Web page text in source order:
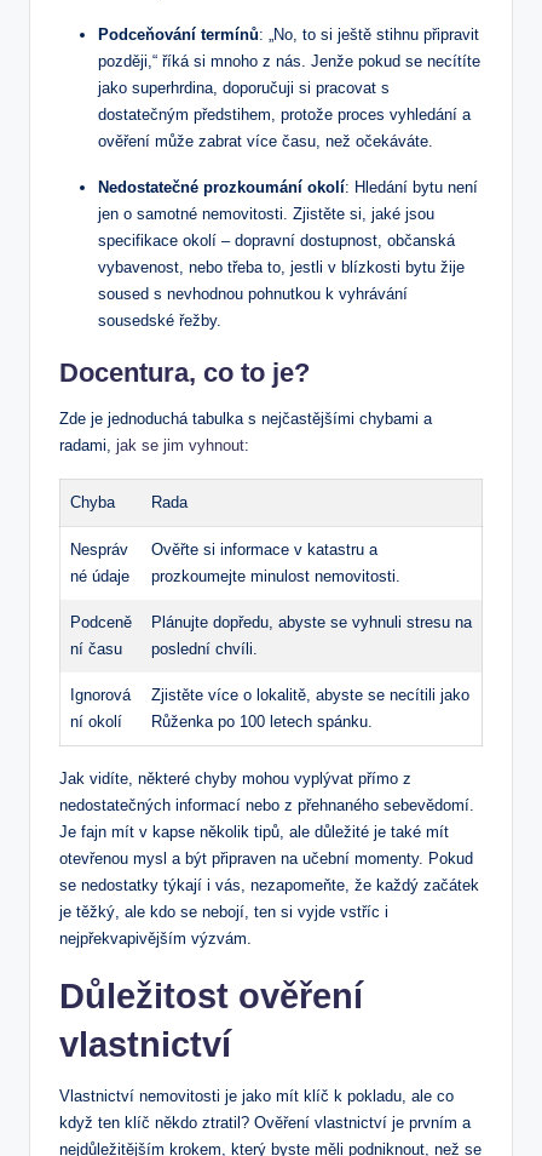
Podceňování‌ termínů: „No, ⁢to si‍ ještě stihnu připravit
později,“ říká si‌ mnoho z nás. Jenže pokud se necítíte
jako superhrdina, doporučuji si pracovat s
dostatečným předstihem, protože‌ proces vyhledání a
ověření může zabrat více ‍času, než očekáváte.
Nedostatečné prozkoumání⁤ okolí: Hledání bytu není
jen o samotné‌ nemovitosti. Zjistěte ⁤si, jaké jsou‌
specifikace ​okolí ​– dopravní dostupnost, ​občanská​
vybavenost, nebo třeba to, jestli v blízkosti‌ bytu ⁤žije
soused ⁢s nevhodnou‌ pohnutkou ⁢k vyhrávání
sousedské⁣ řežby.
Docentura, co to je?
Zde je jednoduchá⁢ tabulka s nejčastějšími chybami a
radami, jak ​se jim vyhnout:
Chyba Rada
Nespráv
né údaje
Ověřte si ​informace v ⁤katastru a⁣
prozkoumejte minulost ‍nemovitosti.
Podceně
ní času
Plánujte ⁣dopředu, ⁣abyste se vyhnuli stresu na
poslední chvíli.
Ignorová
ní okolí
Zjistěte více o‌ lokalitě, ‍abyste se ‍necítili⁣ jako
Růženka po⁢ 100 letech⁤ spánku.
Jak vidíte, některé chyby ‍mohou ⁢vyplývat přímo z
nedostatečných informací nebo z přehnaného sebevědomí.⁢
Je fajn mít v kapse několik tipů,⁤ ale ⁢důležité je také mít
otevřenou mysl a být připraven ‍na učební momenty. Pokud‍
se nedostatky​ týkají i vás, nezapomeňte,⁣ že ⁢každý začátek
je ‍těžký, ale kdo se ⁢nebojí, ten si vyjde⁢ vstříc⁢ i
nejpřekvapivějším výzvám.
Důležitost ověření
‍vlastnictví
Vlastnictví nemovitosti je jako‍ mít ⁢klíč k pokladu, ale co
když ten‍ klíč někdo ⁣ztratil?⁣ Ověření vlastnictví je‌ prvním a
nejdůležitějším krokem, který byste‍ měli podniknout, než se⁤